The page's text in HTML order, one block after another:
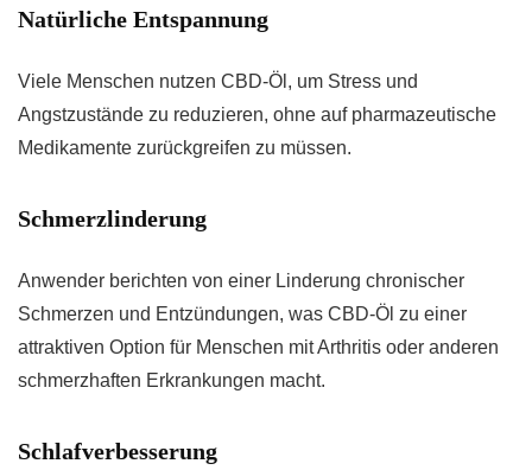
Natürliche Entspannung
Viele Menschen nutzen CBD-Öl, um Stress und
Angstzustände zu reduzieren, ohne auf pharmazeutische
Medikamente zurückgreifen zu müssen.
Schmerzlinderung
Anwender berichten von einer Linderung chronischer
Schmerzen und Entzündungen, was CBD-Öl zu einer
attraktiven Option für Menschen mit Arthritis oder anderen
schmerzhaften Erkrankungen macht.
Schlafverbesserung